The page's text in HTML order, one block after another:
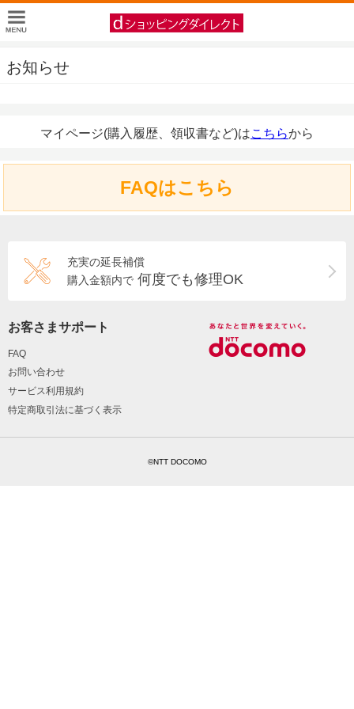
お知らせ
マイページ(購入履歴、領収書など)はこちらから
FAQはこちら
充実の延長補償
購入金額内で 何度でも修理OK
お客さまサポート
FAQ
お問い合わせ
サービス利用規約
特定商取引法に基づく表示
©NTT DOCOMO